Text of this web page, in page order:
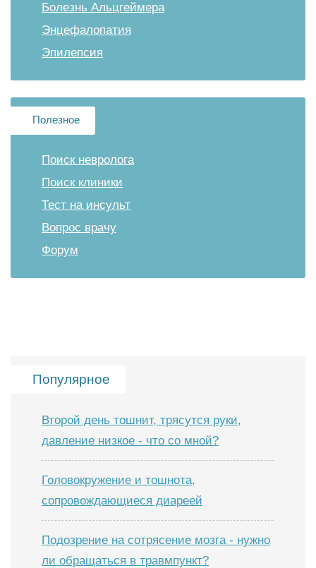
Болезнь Альцгеймера
Энцефалопатия
Эпилепсия
Полезное
Поиск невролога
Поиск клиники
Тест на инсульт
Вопрос врачу
Форум
Популярное
Второй день тошнит, трясутся руки,
давление низкое - что со мной?
Головокружение и тошнота,
сопровождающиеся диареей
Подозрение на сотрясение мозга - нужно
ли обращаться в травмпункт?